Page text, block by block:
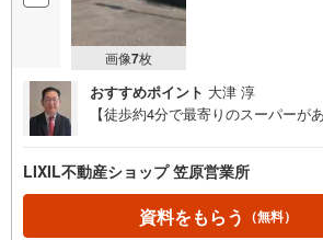
画像7枚
おすすめポイント 大津 淳
【徒歩約4分で最寄りのスーパーが
LIXIL不動産ショップ 笠原営業所
資料をもらう （無料）